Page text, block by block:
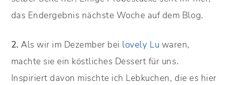
das Endergebnis nächste Woche auf dem Blog.
2. Als wir im Dezember bei lovely Lu waren,
machte sie ein köstliches Dessert für uns.
Inspiriert davon mischte ich Lebkuchen, die es hier